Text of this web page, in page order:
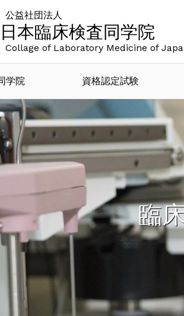
日本臨床検査同学院
公益社団法人
Collage of Laboratory Medicine of
学院 資格認定試験
臨床